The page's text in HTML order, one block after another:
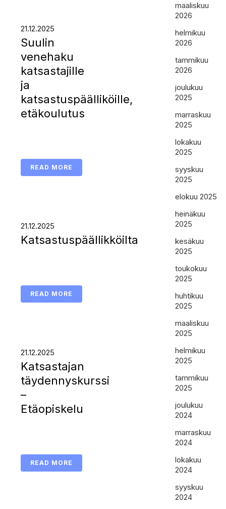
21.12.2025
Suulin
venehaku
katsastajille
ja
katsastuspäälliköille,
etäkoulutus
READ MORE
21.12.2025
Katsastuspäällikköilta
READ MORE
21.12.2025
Katsastajan
täydennyskurssi
–
Etäopiskelu
READ MORE
maaliskuu
2026
helmikuu
2026
tammikuu
2026
joulukuu
2025
marraskuu
2025
lokakuu
2025
syyskuu
2025
elokuu 2025
heinäkuu
2025
kesäkuu
2025
toukokuu
2025
huhtikuu
2025
maaliskuu
2025
helmikuu
2025
tammikuu
2025
joulukuu
2024
marraskuu
2024
lokakuu
2024
syyskuu
2024